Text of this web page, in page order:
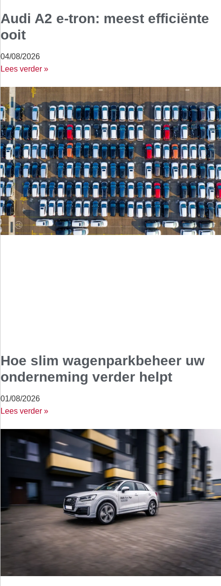
Audi A2 e-tron: meest efficiënte
ooit
04/08/2026
Lees verder »
Hoe slim wagenparkbeheer uw
onderneming verder helpt
01/08/2026
Lees verder »